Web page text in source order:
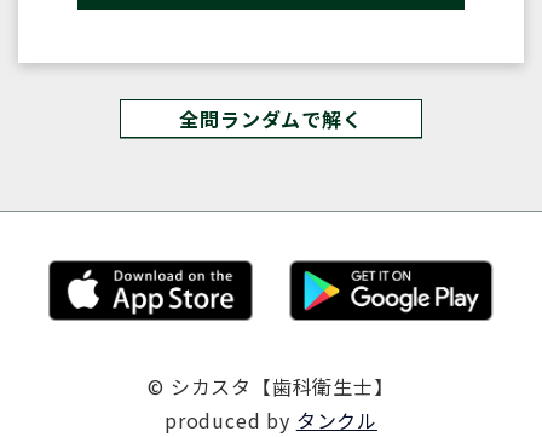
全問ランダムで解く
© シカスタ【歯科衛生士】
produced by タンクル